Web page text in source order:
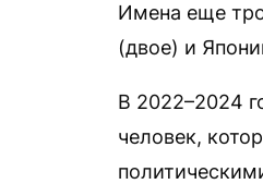
Имена еще
(двое) и
В 2022–2024
человек,